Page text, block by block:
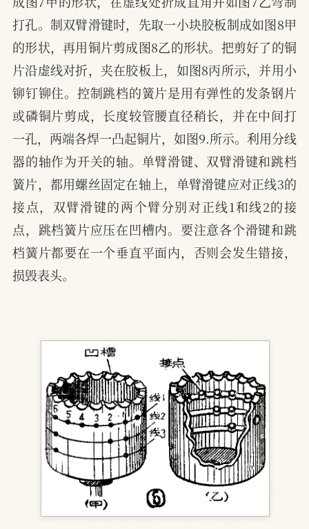
打孔。制双臂滑键时，先取一小块胶板制成如图8甲
的形状，再用铜片剪成图8乙的形状。把剪好了的铜
片沿虚线对折，夹在胶板上，如图8丙所示，并用小
铆钉铆住。控制跳档的簧片是用有弹性的发条钢片
或磷铜片剪成，长度较管腰直径稍长，并在中间打
一孔，两端各焊一凸起铜片，如图9.所示。利用分线
器的轴作为开关的轴。单臂滑键、双臂滑键和跳档
簧片，都用螺丝固定在轴上，单臂滑键应对正线3的
接点，双臂滑键的两个臂分别对正线1和线2的接
点，跳档簧片应压在凹槽内。要注意各个滑键和跳
档簧片都要在一个垂直平面内，否则会发生错接，
损毁表头。